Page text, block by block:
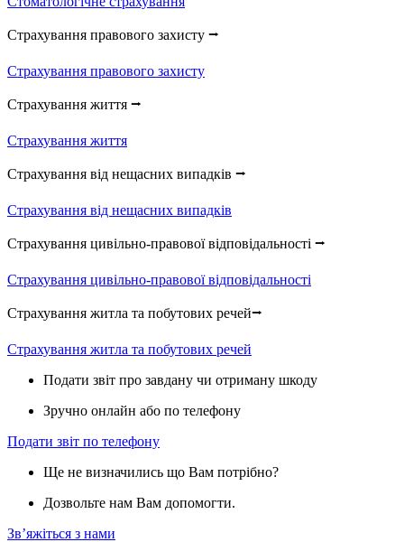
Страхування правового захисту ⭢
Страхування правового захисту
Страхування життя ⭢
Страхування життя
Страхування від нещасних випадків ⭢
Страхування від нещасних випадків
Страхування цивільно-правової відповідальності ⭢
Страхування цивільно-правової відповідальності
Страхування житла та побутових речей⭢
Страхування житла та побутових речей
Подати звіт про завдану чи отриману шкоду
Зручно онлайн або по телефону
Подати звіт по телефону
Ще не визначились що Вам потрібно?
Дозвольте нам Вам допомогти.
Звʼяжіться з нами